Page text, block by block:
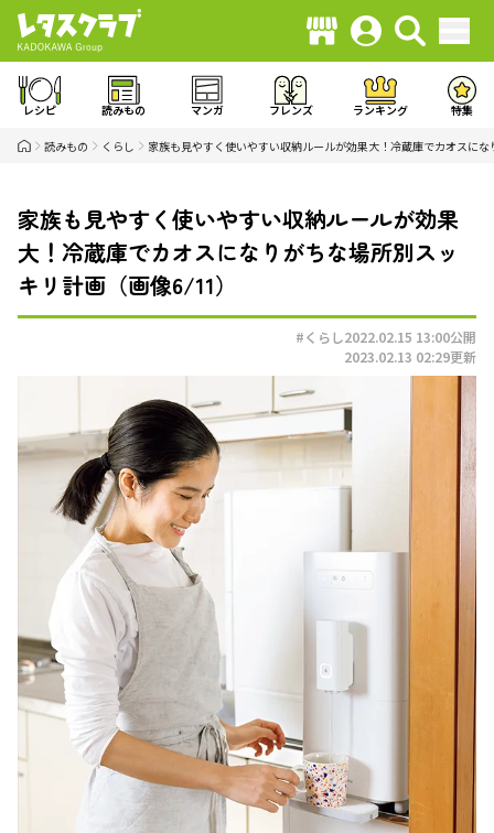
レシピ 読みもの マンガ フレンズ ランキング 特集
読みもの くらし 家族も見やすく使いやすい収納ルールが効果大！冷蔵庫でカオスに
家族も見やすく使いやすい収納ルールが効果
大！冷蔵庫でカオスになりがちな場所別スッ
キリ計画（画像6/11）
#くらし2022.02.15 13:00公開
2023.02.13 02:29更新